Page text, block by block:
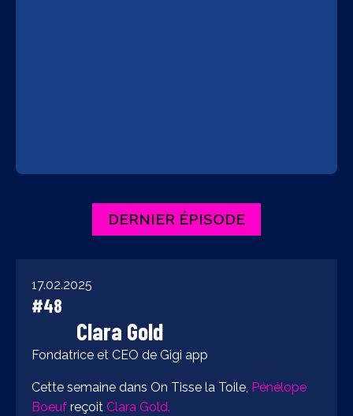
DERNIER ÉPISODE
17.02.2025
#48
Clara Gold
Fondatrice et CEO de Gigi app
Cette semaine dans On Tisse la Toile, Pénélope
Boeuf reçoit Clara Gold.